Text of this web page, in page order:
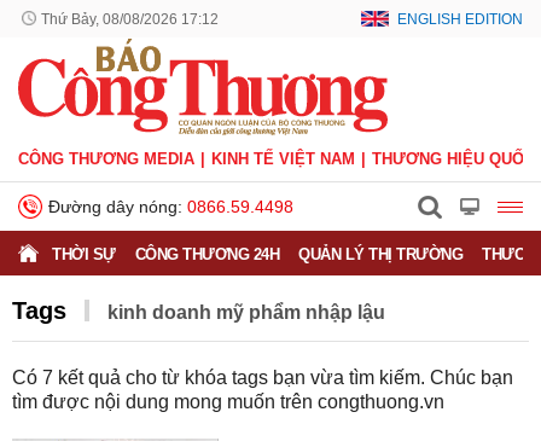
Thứ Bảy, 08/08/2026 17:13 ENGLISH EDITION
CÔNG THƯƠNG MEDIA KINH TẾ VIỆT NAM THƯƠNG HIỆU QUỐC
Đường dây nóng: 0866.59.4498
THỜI SỰ CÔNG THƯƠNG 24H QUẢN LÝ THỊ TRƯỜNG
Tags kinh doanh mỹ phẩm nhập lậu
Có 7 kết quả cho từ khóa tags bạn vừa tìm kiếm. Chúc bạn
tìm được nội dung mong muốn trên congthuong.vn